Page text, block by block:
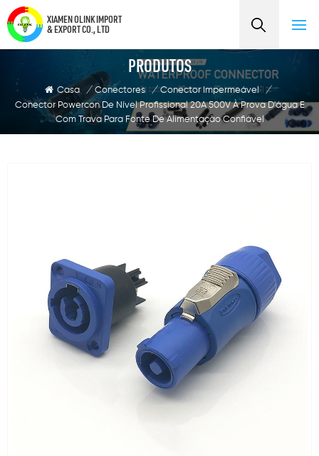
XIAMEN OLINK IMPORT
& EXPORT CO., LTD
PRODUTOS
Casa / Conectores / Conector Impermeável
/
Conector Powercon De Nível Profissional 20A 500V À Prova D'água E
Com Trava Para Fonte De Alimentação Confiável